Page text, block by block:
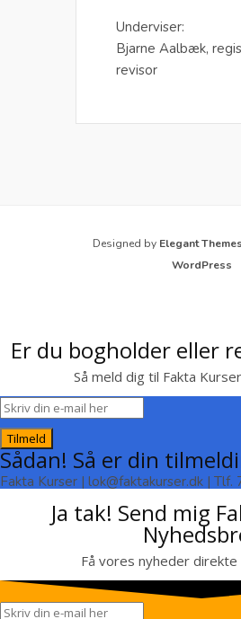
Underviser:
Bjarne Aalbæk,
revisor
Designed by Elegant Themes
WordPress
Er du bogholder eller
Så meld dig til Fakta
Tilmeld
Sådan! Så er din
Fakta Kurser | lok@faktakurser.dk | Tlf.
Ja tak! Send mig
Få vores nyheder direkte